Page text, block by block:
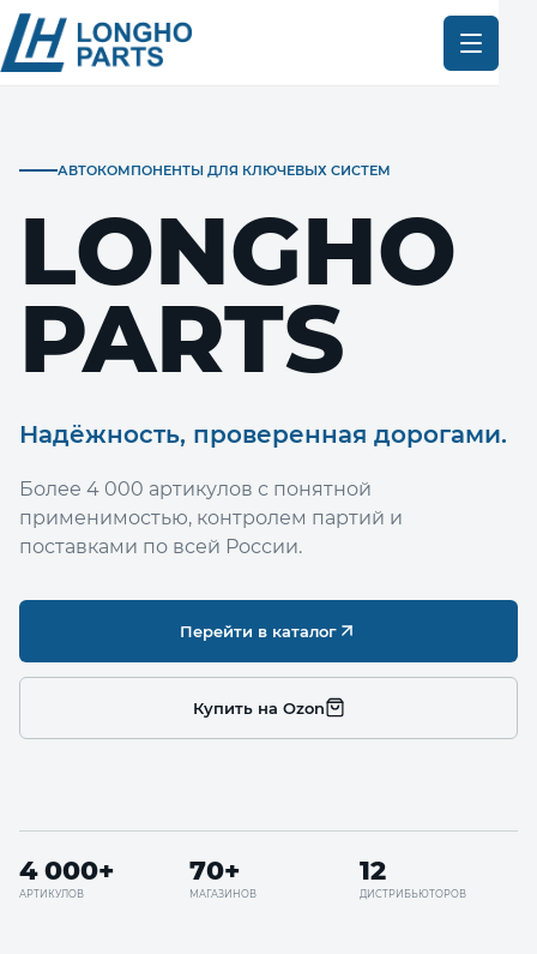
АВТОКОМПОНЕНТЫ ДЛЯ КЛЮЧЕВЫХ СИСТЕМ
LONGHO
PARTS
Надёжность, проверенная дорогами.
Более 4 000 артикулов с понятной
применимостью, контролем партий и
поставками по всей России.
Перейти в каталог
Купить на Ozon
4 000+
АРТИКУЛОВ
70+
МАГАЗИНОВ
12
ДИСТРИБЬЮТОРОВ